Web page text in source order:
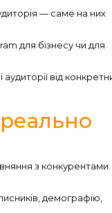
— саме на них
для бізнесу чи для
від
з конкурентами.
демографію,